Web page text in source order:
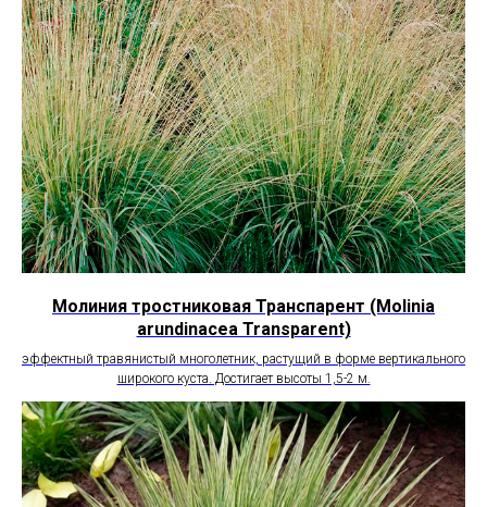
Молиния тростниковая Транспарент (Molinia
arundinacea Transparent)
эффектный травянистый многолетник, растущий в форме вертикального
широкого куста. Достигает высоты 1,5-2 м.